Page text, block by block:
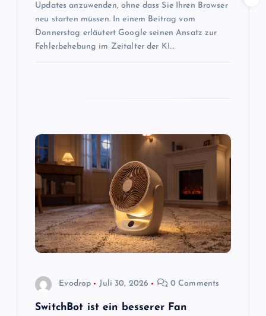
Updates anzuwenden, ohne dass Sie Ihren Browser
neu starten müssen. In einem Beitrag vom
Donnerstag erläutert Google seinen Ansatz zur
Fehlerbehebung im Zeitalter der KI…
Evodrop Juli 30, 2026 0 Comments
SwitchBot ist ein besserer Fan